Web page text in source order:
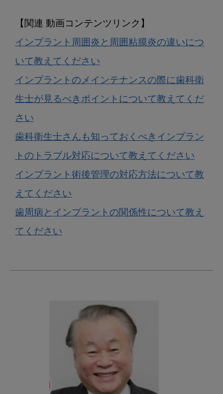
インプラント周囲炎と周囲粘膜炎の違いにつ
いて教えてください
インプラントのメインテナンスの際に歯科衛
生士が見るべきポイントについて教えてくだ
さい
歯科衛生士さんも知っておくべきインプラン
トのトラブル対応について教えてください
インプラント術後管理の対応方法について教
えてください
歯周病とインプラントの関係性について教え
てください